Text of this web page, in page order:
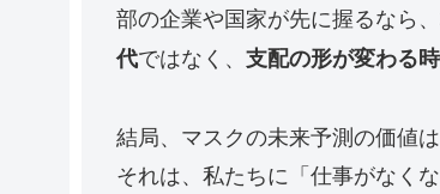
部の企業や国家が先に握るなら
代ではなく、 支配の形が変わる
結局、マスクの未来予測の価値
それは、私たちに「仕事がなく